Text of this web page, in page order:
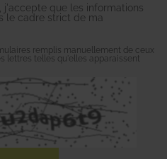
j'accepte que les informations
le cadre strict de ma
remplis manuellement de ceux
lettres telles qu'elles apparaissent